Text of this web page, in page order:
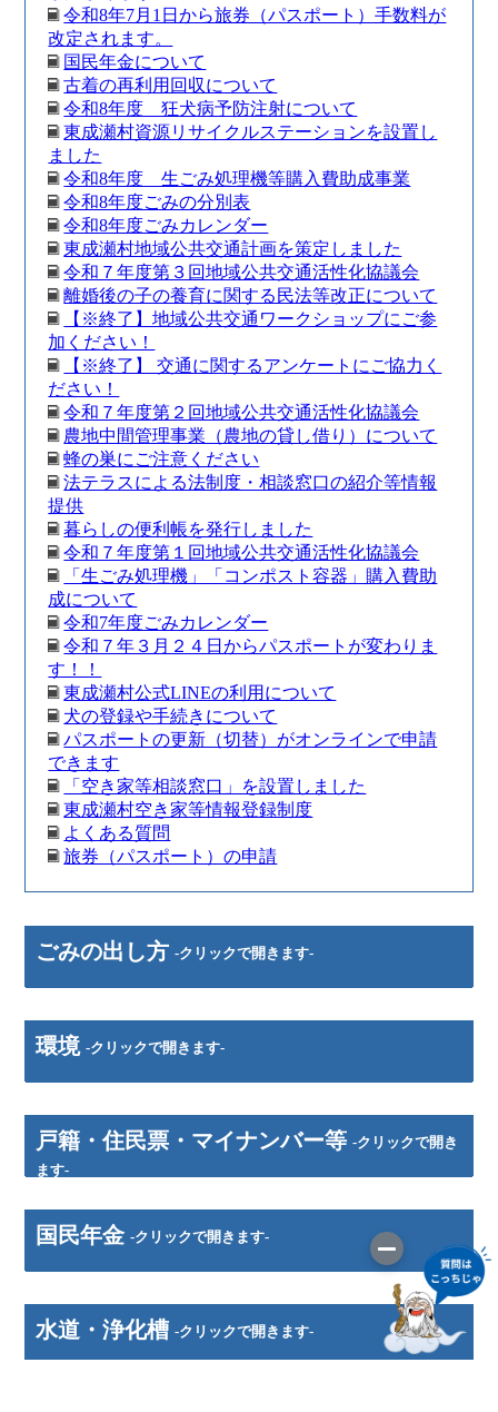
令和8年7月1日から旅券（パスポート）手数料が
改定されます。
国民年金について
古着の再利用回収について
令和8年度 狂犬病予防注射について
東成瀬村資源リサイクルステーションを設置し
ました
令和8年度 生ごみ処理機等購入費助成事業
令和8年度ごみの分別表
令和8年度ごみカレンダー
東成瀬村地域公共交通計画を策定しました
令和７年度第３回地域公共交通活性化協議会
離婚後の子の養育に関する民法等改正について
【※終了】地域公共交通ワークショップにご参
加ください！
【※終了】 交通に関するアンケートにご協力く
ださい！
令和７年度第２回地域公共交通活性化協議会
農地中間管理事業（農地の貸し借り）について
蜂の巣にご注意ください
法テラスによる法制度・相談窓口の紹介等情報
提供
暮らしの便利帳を発行しました
令和７年度第１回地域公共交通活性化協議会
「生ごみ処理機」「コンポスト容器」購入費助
成について
令和7年度ごみカレンダー
令和７年３月２４日からパスポートが変わりま
す！！
東成瀬村公式LINEの利用について
犬の登録や手続きについて
パスポートの更新（切替）がオンラインで申請
できます
「空き家等相談窓口」を設置しました
東成瀬村空き家等情報登録制度
よくある質問
旅券（パスポート）の申請
ごみの出し方-クリックで開きます-
環境-クリックで開きます-
戸籍・住民票・マイナンバー等-クリックで開き
ます-
国民年金-クリックで開きます-
水道・浄化槽-クリックで開きます-